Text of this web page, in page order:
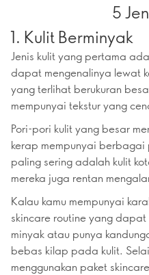
5
1. Kulit Berminyak
Jenis kulit yang pertama
dapat mengenalinya lewat
yang terlihat berukuran
mempunyai tekstur yang
Pori-pori kulit yang besar
kerap mempunyai berbagai
paling sering adalah kulit
mereka juga rentan
Kalau kamu mempunyai
skincare routine yang
minyak atau punya
bebas kilap pada kulit.
menggunakan paket